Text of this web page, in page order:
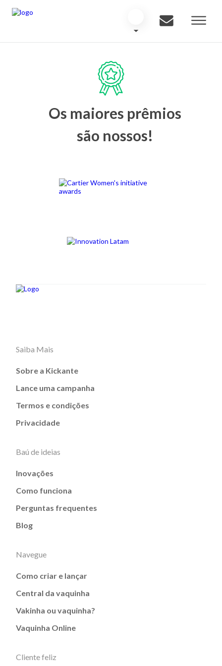
Os maiores prêmios
são nossos!
Saiba Mais
Sobre a Kickante
Lance uma campanha
Termos e condições
Privacidade
Baú de ideias
Inovações
Como funciona
Perguntas frequentes
Blog
Navegue
Como criar e lançar
Central da vaquinha
Vakinha ou vaquinha?
Vaquinha Online
Cliente feliz